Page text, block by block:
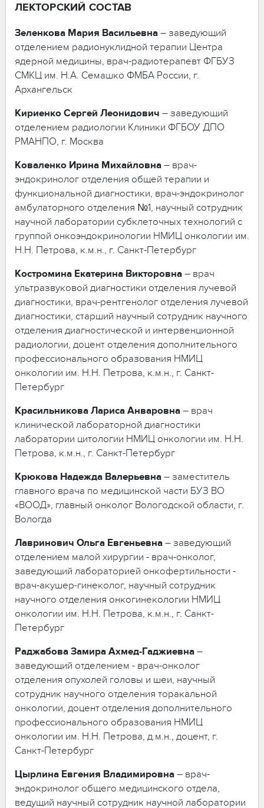
ЛЕКТОРСКИЙ СОСТАВ
Зеленкова Мария Васильевна – заведующий
отделением радионуклидной терапии Центра
ядерной медицины, врач-радиотерапевт ФГБУЗ
СМКЦ им. Н.А. Семашко ФМБА России, г.
Архангельск
Кириенко Сергей Леонидович – заведующий
отделением радиологии Клиники ФГБОУ ДПО
РМАНПО, г. Москва
Коваленко Ирина Михайловна – врач-
эндокринолог отделения общей терапии и
функциональной диагностики, врач-эндокринолог
амбулаторного отделения №1, научный сотрудник
научной лаборатории субклеточных технологий с
группой онкоэндокринологии НМИЦ онкологии им.
Н.Н. Петрова, к.м.н., г. Санкт-Петербург
Костромина Екатерина Викторовна – врач
ультразвуковой диагностики отделения лучевой
диагностики, врач-рентгенолог отделения лучевой
диагностики, старший научный сотрудник научного
отделения диагностической и интервенционной
радиологии, доцент отделения дополнительного
профессионального образования НМИЦ
онкологии им. Н.Н. Петрова, к.м.н., г. Санкт-
Петербург
Красильникова Лариса Анваровна – врач
клинической лабораторной диагностики
лаборатории цитологии НМИЦ онкологии им. Н.Н.
Петрова, к.м.н., г. Санкт-Петербург
Крюкова Надежда Валерьевна – заместитель
главного врача по медицинской части БУЗ ВО
«ВООД», главный онколог Вологодской области, г.
Вологда
Лавринович Ольга Евгеньевна – заведующий
отделением малой хирургии - врач-онколог,
заведующий лабораторией онкофертильности -
врач-акушер-гинеколог, научный сотрудник
научного отделения онкогинекологии НМИЦ
онкологии им. Н.Н. Петрова, к.м.н., г. Санкт-
Петербург
Раджабова Замира Ахмед-Гаджиевна –
заведующий отделением - врач-онколог
отделения опухолей головы и шеи, научный
сотрудник научного отделения торакальной
онкологии, доцент отделения дополнительного
профессионального образования НМИЦ
онкологии им. Н.Н. Петрова, д.м.н., доцент, г.
Санкт-Петербург
Цырлина Евгения Владимировна – врач-
эндокринолог общего медицинского отдела,
ведущий научный сотрудник научной лаборатории